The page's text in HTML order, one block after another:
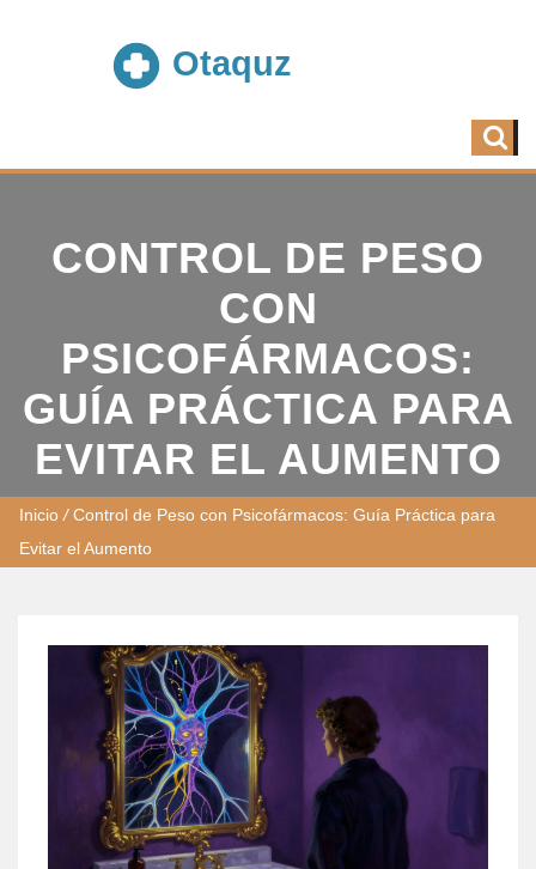
CONTROL DE PESO
CON
PSICOFÁRMACOS:
GUÍA PRÁCTICA PARA
EVITAR EL AUMENTO
Inicio /Control de Peso con Psicofármacos: Guía Práctica para
Evitar el Aumento